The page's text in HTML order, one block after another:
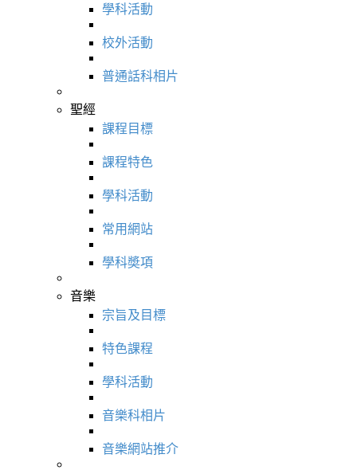
學科活動
校外活動
普通話科相片
聖經
課程目標
課程特色
學科活動
常用網站
學科奬項
音樂
宗旨及目標
特色課程
學科活動
音樂科相片
音樂網站推介